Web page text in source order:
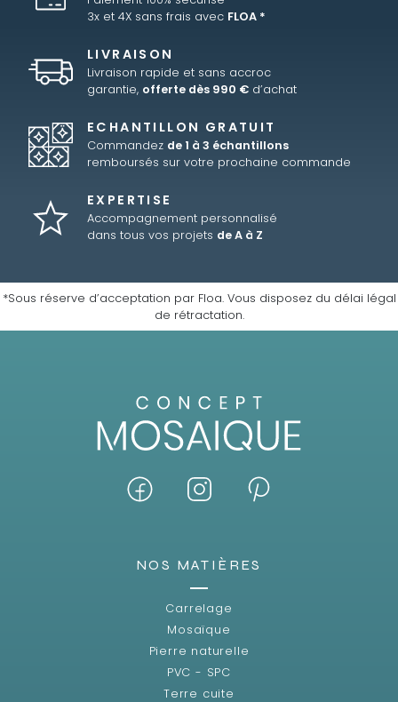
3x et 4X sans frais avec FLOA *
LIVRAISON
Livraison rapide et sans accroc
garantie, offerte dès 990 € d’achat
ECHANTILLON GRATUIT
Commandez de 1 à 3 échantillons
remboursés sur votre prochaine commande
EXPERTISE
Accompagnement personnalisé
dans tous vos projets de A à Z
*Sous réserve d’acceptation par Floa. Vous disposez du délai légal
de rétractation.
NOS MATIÈRES
Carrelage
Mosaïque
Pierre naturelle
PVC - SPC
Terre cuite